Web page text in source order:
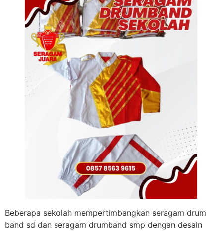
Beberapa sekolah mempertimbangkan seragam drum
band sd dan seragam drumband smp dengan desain